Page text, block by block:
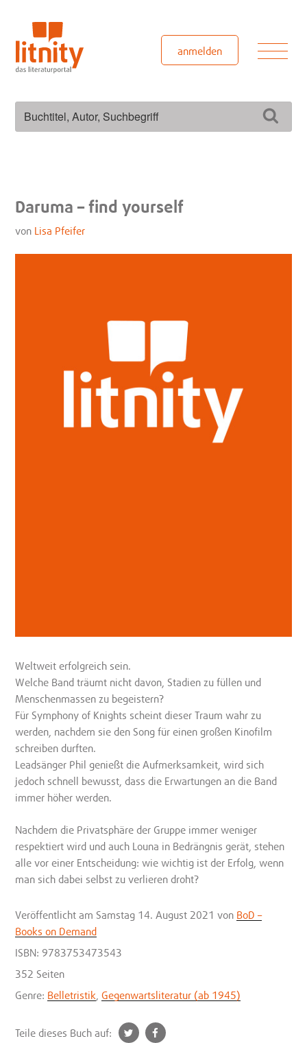
springen
anmelden
Daruma – find yourself
von Lisa Pfeifer
Weltweit erfolgreich sein.
Welche Band träumt nicht davon, Stadien zu füllen und
Menschenmassen zu begeistern?
Für Symphony of Knights scheint dieser Traum wahr zu
werden, nachdem sie den Song für einen großen Kinofilm
schreiben durften.
Leadsänger Phil genießt die Aufmerksamkeit, wird sich
jedoch schnell bewusst, dass die Erwartungen an die Band
immer höher werden.
Nachdem die Privatsphäre der Gruppe immer weniger
respektiert wird und auch Louna in Bedrängnis gerät, stehen
alle vor einer Entscheidung: wie wichtig ist der Erfolg, wenn
man sich dabei selbst zu verlieren droht?
Veröffentlicht am Samstag 14. August 2021 von BoD –
Books on Demand
ISBN: 9783753473543
352 Seiten
Genre: Belletristik ,Gegenwartsliteratur (ab 1945)
Teile dieses Buch auf:
t